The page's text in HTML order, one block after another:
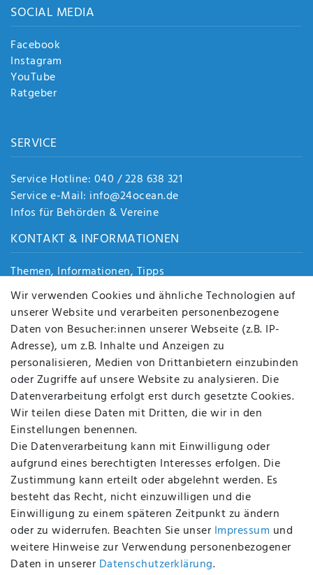
SOCIAL MEDIA
Facebook
Instagram
YouTube
Ratgeber
SERVICE
Service Hotline: 040 / 228 638 321
Service e-Mail: info@24ocean.de
Infos für Behörden & Vereine
KONTAKT & INFORMATIONEN
Themen, Informationen, Tipps
Jobs
Über uns
Kontakt
Datenschutz
AGB
FAQ
Batterieentsorgung
Altölverordnung
Impressum
BEQUEM UND SICHER BEZAHLEN MIT
BEI UNS SIND SIE SICHER!
Wir verwenden Cookies und ähnliche Technologien auf
unserer Website und verarbeiten personenbezogene
Daten von Besucher:innen unserer Webseite (z.B. IP-
Adresse), um z.B. Inhalte und Anzeigen zu
personalisieren, Medien von Drittanbietern einzubinden
oder Zugriffe auf unsere Website zu analysieren. Die
Datenverarbeitung erfolgt erst durch gesetzte Cookies.
Wir teilen diese Daten mit Dritten, die wir in den
Einstellungen benennen.
Die Datenverarbeitung kann mit Einwilligung oder
aufgrund eines berechtigten Interesses erfolgen. Die
Zustimmung kann erteilt oder abgelehnt werden. Es
besteht das Recht, nicht einzuwilligen und die
Einwilligung zu einem späteren Zeitpunkt zu ändern
oder zu widerrufen. Beachten Sie unser Impressum und
weitere Hinweise zur Verwendung personenbezogener
Daten in unserer Daten­schutz­erklärung.